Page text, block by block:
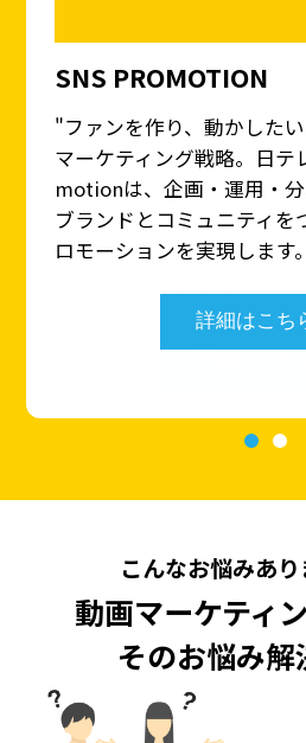
SNS PROMOTION
"ファンを作り、動かした
マーケティング戦略。日テ
motionは、企画・運用・分
ブランドとコミュニティを
ロモーションを実現します。
詳細はこち
こんなお悩みあり
動画マーケティ
そのお悩み解